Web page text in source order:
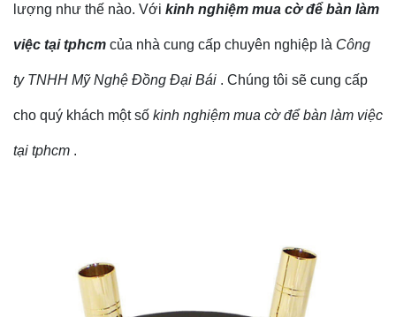
lượng như thế nào. Với kinh nghiệm mua cờ để bàn làm
việc tại tphcm của nhà cung cấp chuyên nghiệp là Công
ty TNHH Mỹ Nghệ Đồng Đại Bái . Chúng tôi sẽ cung cấp
cho quý khách một số kinh nghiệm mua cờ để bàn làm việc
tại tphcm .